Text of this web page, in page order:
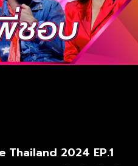
Thailand 2024 EP.1